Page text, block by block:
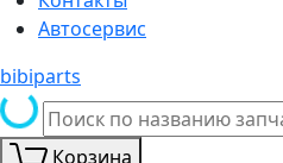
Автосервис
bibiparts
Корзина